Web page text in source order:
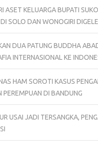
ASET KELUARGA BUPATI
SOLO DAN WONOGIRI
DUA PATUNG BUDDHA
INTERNASIONAL KE
HAM SOROTI KASUS
PEREMPUAN DI BANDUNG
USAI JADI TERSANGKA,